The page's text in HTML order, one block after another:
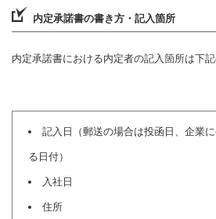
内定承諾書の書き方・記入箇所
内定承諾書における内定者の記入箇所は下記
記入日（郵送の場合は投函日、企業
る日付）
入社日
住所